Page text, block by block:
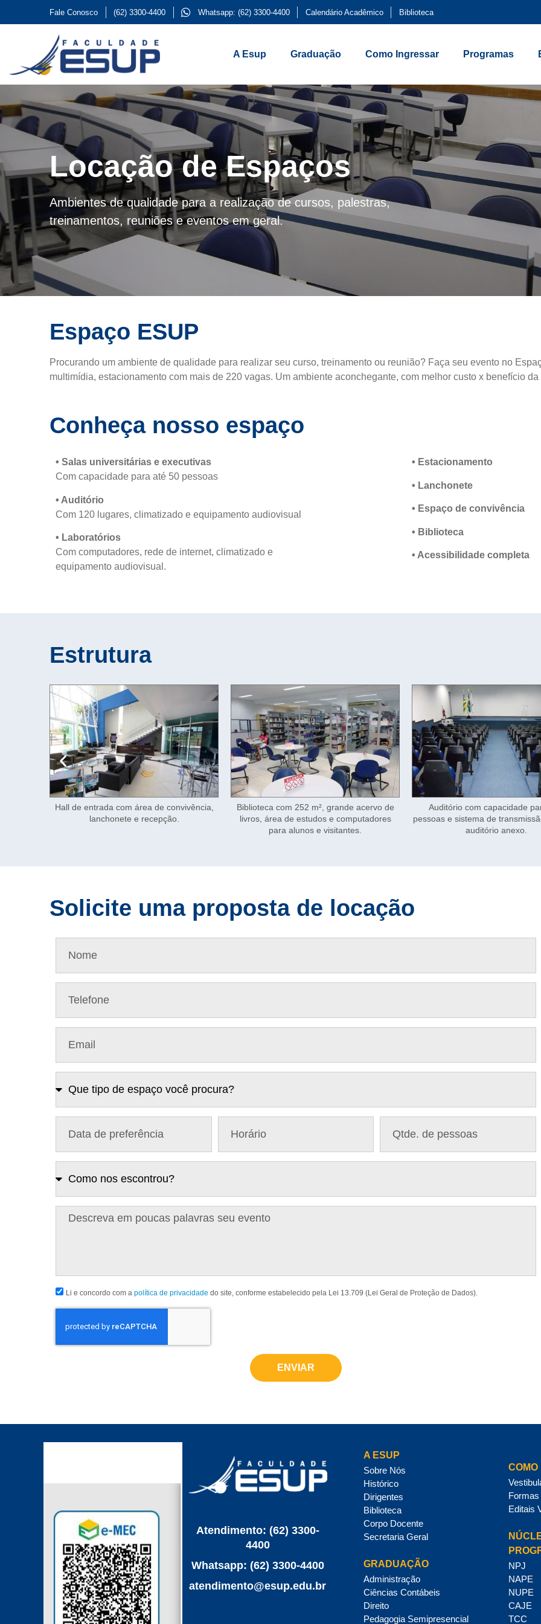
Fale Conosco (62) 3300-4400 Whatsapp: (62) 3300-4400 Calendário Acadêmico Biblioteca
A Esup Graduação Como Ingressar Programas
Locação de Espaços
Ambientes de qualidade para a realização de cursos, palestras,
treinamentos, reuniões e eventos em geral.
Espaço ESUP
Procurando um ambiente de qualidade para realizar seu curso, treinamento ou reunião? Faça seu evento no
multimídia, estacionamento com mais de 220 vagas. Um ambiente aconchegante, com melhor custo x benefício da
Conheça nosso espaço
• Salas universitárias e executivas
Com capacidade para até 50 pessoas
• Auditório
Com 120 lugares, climatizado e equipamento audiovisual
• Laboratórios
Com computadores, rede de internet, climatizado e
equipamento audiovisual.
• Estacionamento
• Lanchonete
• Espaço de convivência
• Biblioteca
• Acessibilidade completa
Estrutura
Biblioteca com 252 m², grande acervo de
livros, área de estudos e computadores
Auditório com capacidade para 130
pessoas e sistema de transmissão para um
auditório anexo.
Auditório com capacidade
pessoas e sistema de
auditório anexo.
Solicite uma proposta de locação
Li e concordo com a política de privacidade do site, conforme estabelecido pela Lei 13.709 (Lei Geral de Proteção de Dados).
ENVIAR
Atendimento: (62) 3300-
4400
Whatsapp: (62) 3300-4400
‌atendimento@esup.edu.br
A ESUP
Sobre Nós
Histórico
Dirigentes
Biblioteca
Corpo Docente
Secretaria Geral
GRADUAÇÃO
Administração
Ciências Contábeis
Direito
Pedagogia Semipresencial
COMO
Editais
NPJ
NAPE
NUPE
CAJE
TCC